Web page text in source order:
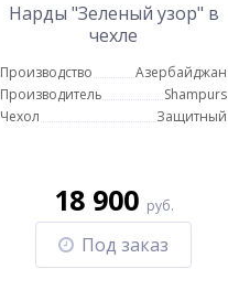
Нарды "Зеленый узор" в
чехле
Производство
Азербайджан
Производитель
Shampurs
Чехол
Защитный
18 900 руб.
Под заказ